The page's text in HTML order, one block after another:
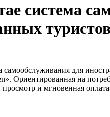
система
самообслуживания для
Ориентированная на
и мгновенная